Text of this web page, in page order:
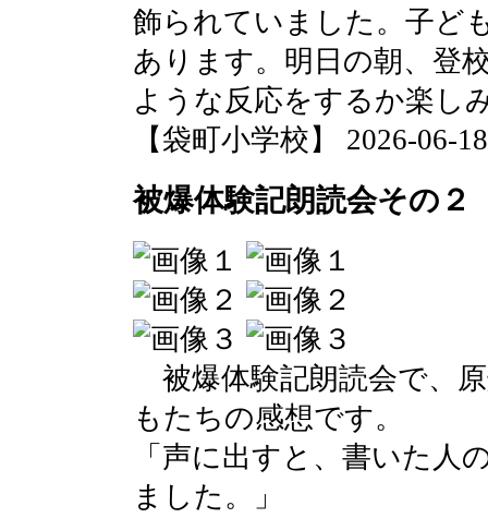
飾られていました。子ど
あります。明日の朝、登
ような反応をするか楽し
【袋町小学校】 2026-06-
被爆体験記朗読会その２
被爆体験記朗読会で、
もたちの感想です。
「声に出すと、書いた人
ました。」